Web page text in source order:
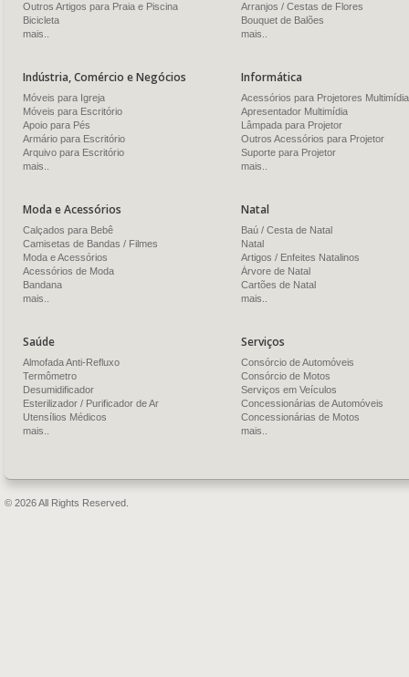
Outros Artigos para Praia e Piscina
Bicicleta
mais..
Arranjos / Cestas de Flores
Bouquet de Balões
mais..
Indústria, Comércio e Negócios
Móveis para Igreja
Móveis para Escritório
Apoio para Pés
Armário para Escritório
Arquivo para Escritório
mais..
Informática
Acessórios para Projetores Multimídia
Apresentador Multimídia
Lâmpada para Projetor
Outros Acessórios para Projetor
Suporte para Projetor
mais..
Moda e Acessórios
Calçados para Bebê
Camisetas de Bandas / Filmes
Moda e Acessórios
Acessórios de Moda
Bandana
mais..
Natal
Baú / Cesta de Natal
Natal
Artigos / Enfeites Natalinos
Árvore de Natal
Cartões de Natal
mais..
Saúde
Almofada Anti-Refluxo
Termômetro
Desumidificador
Esterilizador / Purificador de Ar
Utensílios Médicos
mais..
Serviços
Consórcio de Automóveis
Consórcio de Motos
Serviços em Veículos
Concessionárias de Automóveis
Concessionárias de Motos
mais..
© 2026 All Rights Reserved.